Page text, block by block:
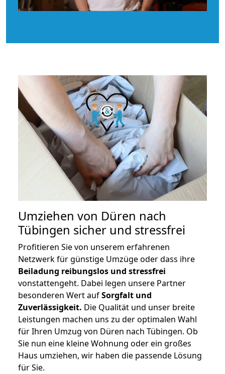
Umziehen von Düren nach
Tübingen sicher und stressfrei
Profitieren Sie von unserem erfahrenen
Netzwerk für günstige Umzüge oder dass ihre
Beiladung reibungslos und stressfrei
vonstattengeht. Dabei legen unsere Partner
besonderen Wert aufSorgfalt und
Zuverlässigkeit. Die Qualität und unser breite
Leistungen machen uns zu der optimalen Wahl
für Ihren Umzug von Düren nach Tübingen. Ob
Sie nun eine kleine Wohnung oder ein großes
Haus umziehen, wir haben die passende Lösung
für Sie.